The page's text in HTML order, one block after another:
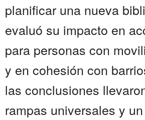
planificar una nueva
evaluó su impacto en
para personas con
y en cohesión con
las conclusiones
rampas universales y